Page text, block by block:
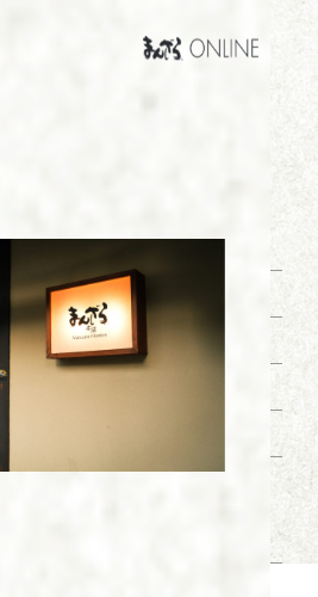
知らせ
会社概要
採用情報